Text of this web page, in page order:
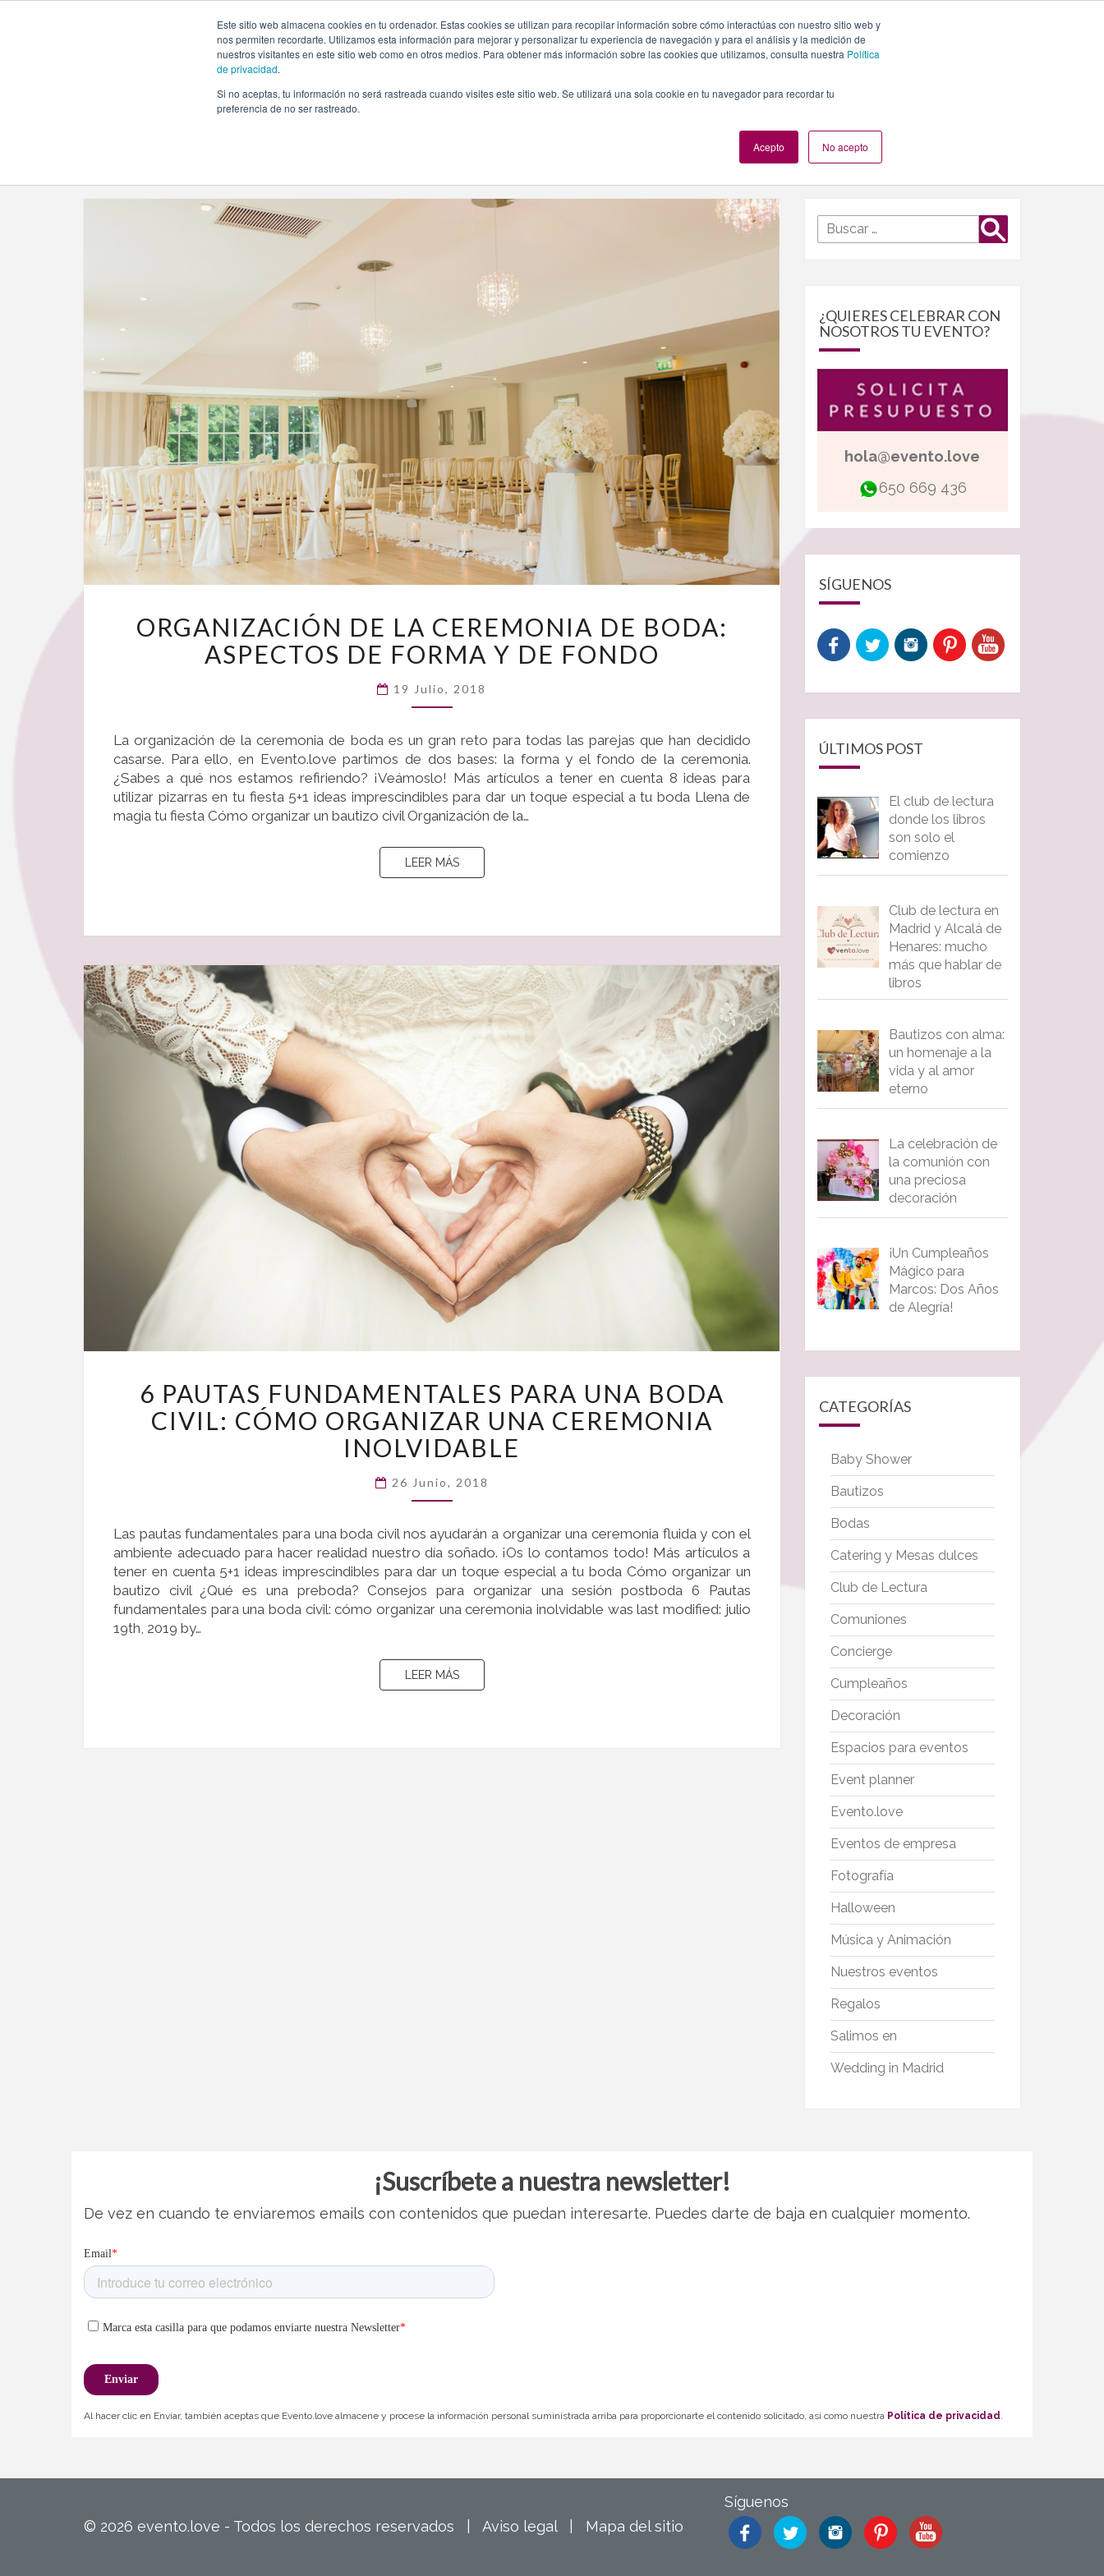
Este sitio web almacena cookies en tu ordenador. Estas cookies se utilizan para recopilar información sobre cómo interactúas con nuestro sitio web y
nos permiten recordarte. Utilizamos esta información para mejorar y personalizar tu experiencia de navegación y para el análisis y la medición de
nuestros visitantes en este sitio web como en otros medios. Para obtener más información sobre las cookies que utilizamos, consulta nuestra Política
de privacidad.
Si no aceptas, tu información no será rastreada cuando visites este sitio web. Se utilizará una sola cookie en tu navegador para recordar tu
preferencia de no ser rastreado.
Acepto No acepto
INICIO QUIÉNES SOMOS TE OFRECEMOS PLANES NUESTROS EVENTOS
DE
LA
CEREMONIA
DE
BODA:
DE
FORMA
Y
DE
ORGANIZACIÓN DE LA CEREMONIA DE BODA:
ASPECTOS DE FORMA Y DE FONDO
19 Julio, 2018
La organización de la ceremonia de boda es un gran reto para todas las parejas que han decidido
casarse. Para ello, en Evento.love partimos de dos bases: la forma y el fondo de la ceremonia.
¿Sabes a qué nos estamos refiriendo? ¡Veámoslo! Más artículos a tener en cuenta 8 ideas para
utilizar pizarras en tu fiesta 5+1 ideas imprescindibles para dar un toque especial a tu boda Llena de
magia tu fiesta Cómo organizar un bautizo civil Organización de la…
LEER MÁSLEER MÁS
PAUTAS
FUNDAMENTALES
PARA
UNA
BODA
CIVIL:
ORGANIZAR
UNA
CEREMONIA
INOLVIDABLE
6 PAUTAS FUNDAMENTALES PARA UNA BODA
CIVIL: CÓMO ORGANIZAR UNA CEREMONIA
INOLVIDABLE
26 Junio, 2018
Las pautas fundamentales para una boda civil nos ayudarán a organizar una ceremonia fluida y con el
ambiente adecuado para hacer realidad nuestro día soñado. ¡Os lo contamos todo! Más artículos a
tener en cuenta 5+1 ideas imprescindibles para dar un toque especial a tu boda Cómo organizar un
bautizo civil ¿Qué es una preboda? Consejos para organizar una sesión postboda 6 Pautas
fundamentales para una boda civil: cómo organizar una ceremonia inolvidable was last modified: julio
19th, 2019 by…
LEER MÁSLEER MÁS
Buscar
por:
Buscar
¿QUIERES CELEBRAR CON
NOSOTROS TU EVENTO?
hola@evento.love
650 669 436
SÍGUENOS
ÚLTIMOS POST
El club de lectura
donde los libros
son solo el
comienzo
Club de lectura en
Madrid y Alcalá de
Henares: mucho
más que hablar de
libros
Bautizos con alma:
un homenaje a la
vida y al amor
eterno
La celebración de
la comunión con
una preciosa
decoración
¡Un Cumpleaños
Mágico para
Marcos: Dos Años
de Alegría!
CATEGORÍAS
Baby Shower
Bautizos
Bodas
Catering y Mesas dulces
Club de Lectura
Comuniones
Concierge
Cumpleaños
Decoración
Espacios para eventos
Event planner
Evento.love
Eventos de empresa
Fotografía
Halloween
Música y Animación
Nuestros eventos
Regalos
Salimos en
Wedding in Madrid
¡Suscríbete a nuestra newsletter!
De vez en cuando te enviaremos emails con contenidos que puedan interesarte. Puedes darte de baja en cualquier momento.
Al hacer clic en Enviar, también aceptas que Evento.love almacene y procese la información personal suministrada arriba para proporcionarte el contenido solicitado, así como nuestra Política de privacidad.
© 2026 evento.love - Todos los derechos reservados | Aviso legal| Mapa del sitio
Síguenos